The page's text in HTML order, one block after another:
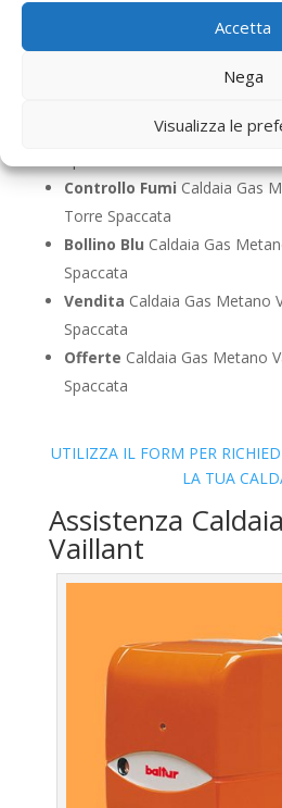
Accetta
Nega
Visualizza le
Caldaia
Metro Torre Spaccata
Caldaia Gas
Caldaia Gas Metano
Controllo Fumi Caldaia Gas
Torre Spaccata
Bollino Blu Caldaia Gas
Spaccata
Vendita Caldaia Gas Metano
Spaccata
Offerte Caldaia Gas Metano
Spaccata
UTILIZZA IL FORM PER
LA TUA
Assistenza
Vaillant